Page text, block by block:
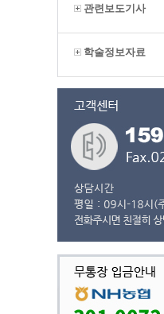
관련보도기사
학술정보자료